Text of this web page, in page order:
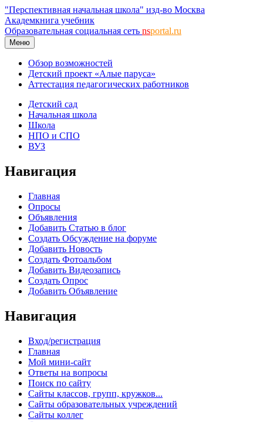
"Перспективная начальная школа" изд-во Москва
Академкнига учебник
Образовательная социальная сеть nsportal.ru
Меню
Обзор возможностей
Детский проект «Алые паруса»
Аттестация педагогических работников
Детский сад
Начальная школа
Школа
НПО и СПО
ВУЗ
Навигация
Главная
Опросы
Объявления
Добавить Статью в блог
Создать Обсуждение на форуме
Добавить Новость
Создать Фотоальбом
Добавить Видеозапись
Создать Опрос
Добавить Объявление
Навигация
Вход/регистрация
Главная
Мой мини-сайт
Ответы на вопросы
Поиск по сайту
Сайты классов, групп, кружков...
Сайты образовательных учреждений
Сайты коллег